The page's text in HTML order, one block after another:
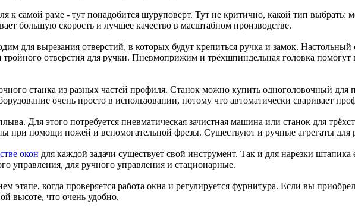
к самой раме - тут понадобится шуруповерт. Тут не критично, какой тип выбрать:
большую скорость и лучшее качество в масштабном производстве.
для вырезания отверстий, в которых будут крепиться ручка и замок.
тройного отверстия для ручки. Пневмоприжим и трёхшпиндельная головка
станка из разных частей профиля. Станок можно купить одноголовочный для
очень просто в использовании, потому что автоматически сваривает
Для этого потребуется пневматическая зачистная машина или станок для
при помощи ножей и вспомогательной фрезы. Существуют и ручные агрегаты для
окон для каждой задачи существует свой инструмент. Так и для нарезки
управления, для ручного управления и стационарные.
этапе, когда проверяется работа окна и регулируется фурнитура. Если вы
высоте, что очень удобно.